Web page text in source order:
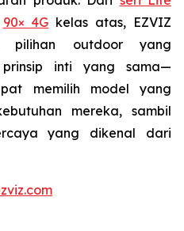
90× 4G kelas atas, EZVIZ
pilihan outdoor yang
inti yang sama—
memilih model yang
mereka, sambil
yang dikenal dari